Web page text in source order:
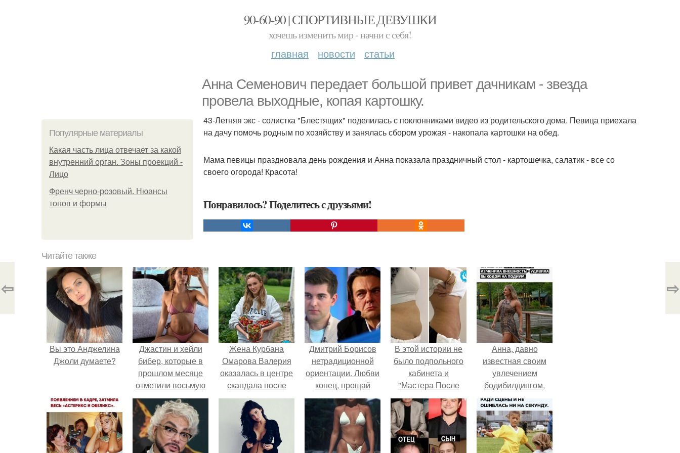
90-60-90 | СПОРТИВНЫЕ ДЕВУШКИ
хочешь изменить мир - начни с себя!
главная новости статьи
Анна Семенович передает большой привет дачникам - звезда
провела выходные, копая картошку.
Популярные материалы
Какая часть лица отвечает за какой
внутренний орган. Зоны проекций -
Лицо
Френч черно-розовый. Нюансы
тонов и формы
43-Летняя экс - солистка "Блестящих" поделилась с поклонниками видео из родительского дома. Певица приехала
на дачу помочь родным по хозяйству и занялась сбором урожая - накопала картошки на обед.
Мама певицы праздновала день рождения и Анна показала праздничный стол - картошечка, салатик - все со
своего огорода! Красота!
Понравилось? Поделитесь с друзьями!
⇦ ⇨
Читайте также
Вы это Анджелина
Джоли дyмаете?
Джастин и хейли
бибер, которые в
прошлом месяце
отметили восьмую
годовщину
помолвки, показали
новые фото с
совместного
отдыха.
Жена Курбана
Омарова Валерия
оказалась в центре
скандала после
визита блогера
Марины ильиной в
её
косметологическую
клинику.
Дмитрий Борисов
нетрадиционной
ориентации. Любви
конец, прощай
«Первый»: почему
Эрнст выгнал экс-
любовника
Борисова из «Пусть
говорят»?
В этой истории не
было подпольного
кабинета и
"Мастера После
Двухнедельных
Курсов".
Анна, давно
известная своим
увлечением
бодибилдингом,
впервые
попробовала себя
в роли модели.